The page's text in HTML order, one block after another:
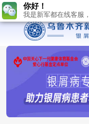
你好！
我是新军都在线客服